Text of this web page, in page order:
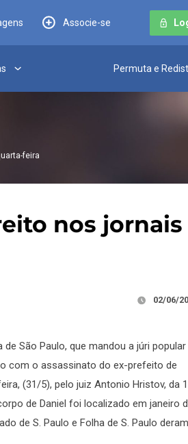
Associe-se
Permuta e
feira
nos
02/06/
São Paulo, que mandou a júri popular
com o assassinato do ex-prefeito de
(31/5), pelo juiz Antonio Hristov, da
de Daniel foi localizado em janeiro
de S. Paulo e Folha de S. Paulo deram